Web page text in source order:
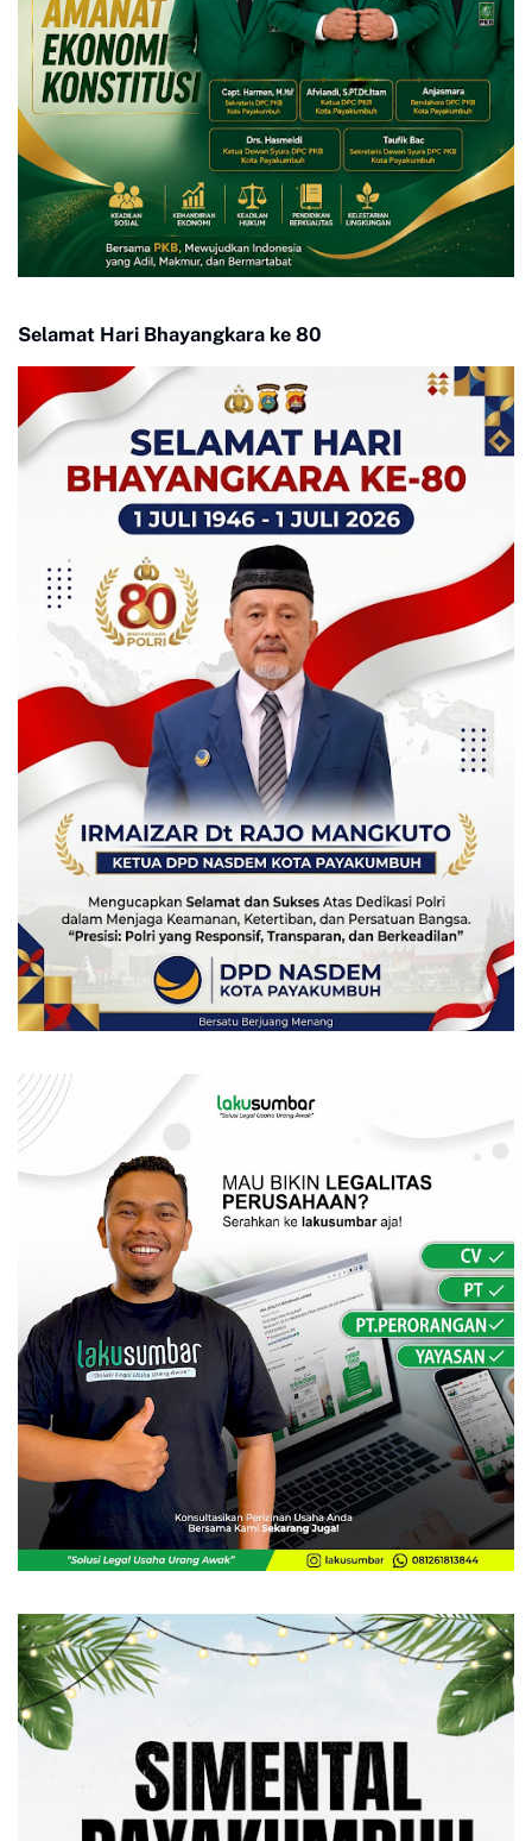
Selamat Hari Bhayangkara ke 80